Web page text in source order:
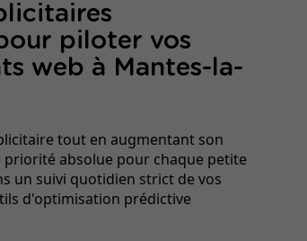
piloter vos
web à Mantes-la-
tout en augmentant son
absolue pour chaque petite
un suivi quotidien strict de vos
d'optimisation prédictive